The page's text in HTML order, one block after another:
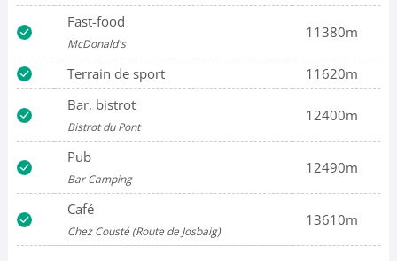
Fast-food
McDonald's
11380m
Terrain de sport
11620m
Bar, bistrot
Bistrot du Pont
12400m
Pub
Bar Camping
12490m
Café
Chez Cousté (Route de Josbaig)
13610m